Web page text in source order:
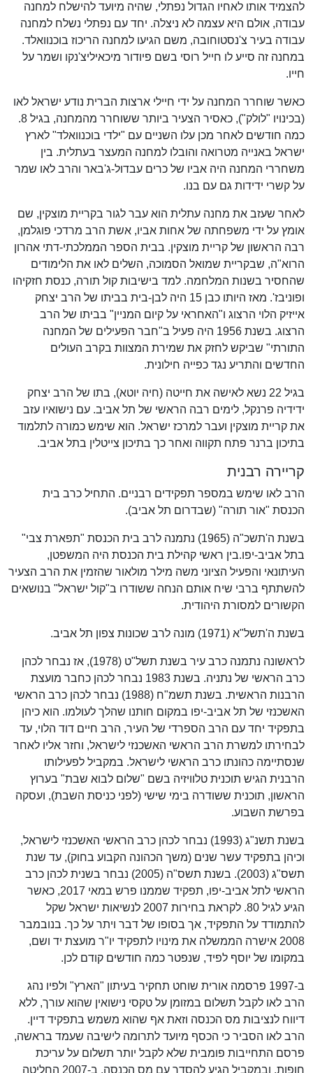
להצמיד אותו לאחיו הגדול נפתלי, שהיה מיועד להישלח למחנה
עבודה, אולם היא עצמה לא ניצלה. יחד עם נפתלי נשלח למחנה
עבודה בעיר צ'נסטוחובה, משם הגיעו למחנה הריכוז בוכנוואלד.
במחנה זה סייע לו חייל רוסי בשם פיודור מיכאיליצ'נקו ושמר על
חייו.
כאשר שוחרר המחנה על ידי חיילי ארצות הברית נודע ישראל לאו
(בכינויו "לולק"), כאסיר הצעיר ביותר ששוחרר מהמחנה, בגיל 8.
כמה חודשים לאחר מכן עלו השניים עם "ילדי בוכנוואלד" לארץ
ישראל באנייה מטרואה והובלו למחנה המעצר בעתלית. בין
משחררי המחנה היה אביו של כרים עבדול-ג'באר והרב לאו שמר
על קשרי ידידות גם עם בנו.
לאחר שעזב את מחנה עתלית הוא עבר לגור בקריית מוצקין, שם
אומץ על ידי משפחתה של אחות אביו, אשת הרב מרדכי פוגלמן,
רבה הראשון של קריית מוצקין. בבית הספר הממלכתי-דתי אהרון
הרוא"ה, שבקריית שמואל הסמוכה, השלים לאו את הלימודים
שהחסיר בשנות המלחמה. למד בישיבות קול תורה, כנסת חזקיהו
ופוניבז'. מאז היותו כבן 15 היה לבן-בית בביתו של הרב יצחק
אייזיק הלוי הרצוג ו"האחראי על קיום המניין" בביתו של הרב
הרצוג. בשנת 1956 היה פעיל ב"חבר הפעילים של המחנה
התורתי" שביקש לחזק את שמירת המצוות בקרב העולים
החדשים והתריע נגד כפייה חילונית.
בגיל 22 נשא לאישה את חייטה (חיה יוטא), בתו של הרב יצחק
ידידיה פרנקל, לימים רבה הראשי של תל אביב. עם נישואיו עזב
את קריית מוצקין ועבר למרכז ישראל. הוא שימש כמורה לתלמוד
בתיכון ברנר פתח תקווה ואחר כך בתיכון צייטלין בתל אביב.
קריירה רבנית
הרב לאו שימש במספר תפקידים רבניים. התחיל כרב בית
הכנסת "אור תורה" (שבדרום תל אביב).
בשנת ה'תשכ"ה (1965) נתמנה לרב בית הכנסת "תפארת צבי"
בתל אביב-יפו.בין ראשי קהילת בית הכנסת היה המשפטן,
העיתונאי והפעיל הציוני משה מילר מולאור שהזמין את הרב הצעיר
להשתתף ברבי שיח אותם הנחה ששודרו ב"קול ישראל" בנושאים
הקשורים למסורת היהודית.
בשנת ה'תשל"א (1971) מונה לרב שכונות צפון תל אביב.
לראשונה נתמנה כרב עיר בשנת תשל"ט (1978), אז נבחר לכהן
כרב הראשי של נתניה. בשנת 1983 נבחר לכהן כחבר מועצת
הרבנות הראשית. בשנת תשמ"ח (1988) נבחר לכהן כרב הראשי
האשכנזי של תל אביב-יפו במקום חותנו שהלך לעולמו. הוא כיהן
בתפקיד יחד עם הרב הספרדי של העיר, הרב חיים דוד הלוי, עד
לבחירתו למשרת הרב הראשי האשכנזי לישראל, וחזר אליו לאחר
שנסתיימה כהונתו כרב הראשי לישראל. במקביל לפעילותו
הרבנית הגיש תוכנית טלוויזיה בשם "שלום לבוא שבת" בערוץ
הראשון, תוכנית ששודרה בימי שישי (לפני כניסת השבת), ועסקה
בפרשת השבוע.
בשנת תשנ"ג (1993) נבחר לכהן כרב הראשי האשכנזי לישראל,
וכיהן בתפקיד עשר שנים (משך הכהונה הקבוע בחוק), עד שנת
תשס"ג (2003). בשנת תשס"ה (2005) נבחר בשנית לכהן כרב
הראשי לתל אביב-יפו, תפקיד שממנו פרש במאי 2017, כאשר
הגיע לגיל 80. לקראת בחירות 2007 לנשיאות ישראל שקל
להתמודד על התפקיד, אך בסופו של דבר ויתר על כך. בנובמבר
2008 אישרה הממשלה את מינויו לתפקיד יו"ר מועצת יד ושם,
במקומו של יוסף לפיד, שנפטר כמה חודשים קודם לכן.
ב-1997 פרסמה אורית שוחט תחקיר בעיתון "הארץ" ולפיו נהג
הרב לאו לקבל תשלום במזומן על טקסי נישואין שהוא עורך, ללא
דיווח לנציבות מס הכנסה וזאת אף שהוא משמש בתפקיד דיין.
הרב לאו הסביר כי הכסף מיועד לתרומה לישיבה שעמד בראשה,
פרסם התחייבות פומבית שלא לקבל יותר תשלום על עריכת
חופות, ובמקביל הגיע להסדר עם מס הכנסה. ב-2007 החליטה